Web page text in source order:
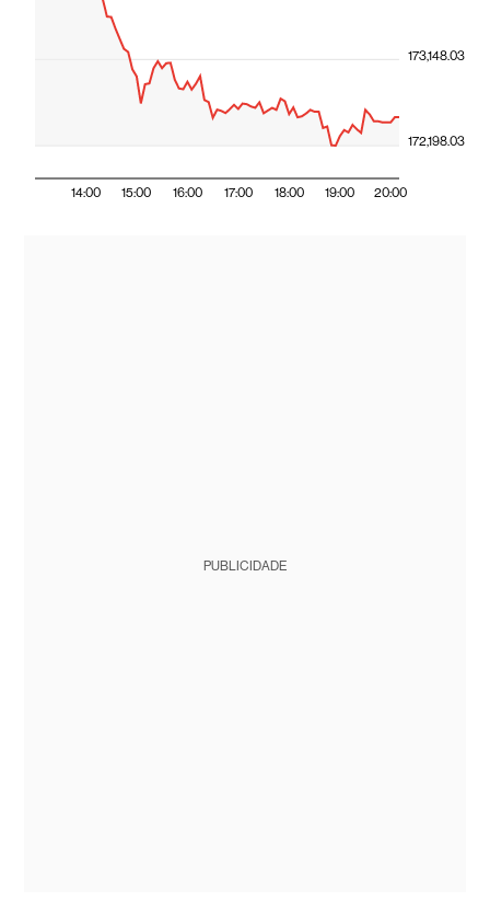
14:00 15:00 16:00 17:00 18:00 19:00 20:00
172,198.03
173,148.03
PUBLICIDADE